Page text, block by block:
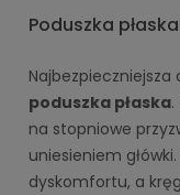
Poduszka płaska
Najbezpieczniejsza
poduszka płaska
na stopniowe
uniesieniem
dyskomfortu, a